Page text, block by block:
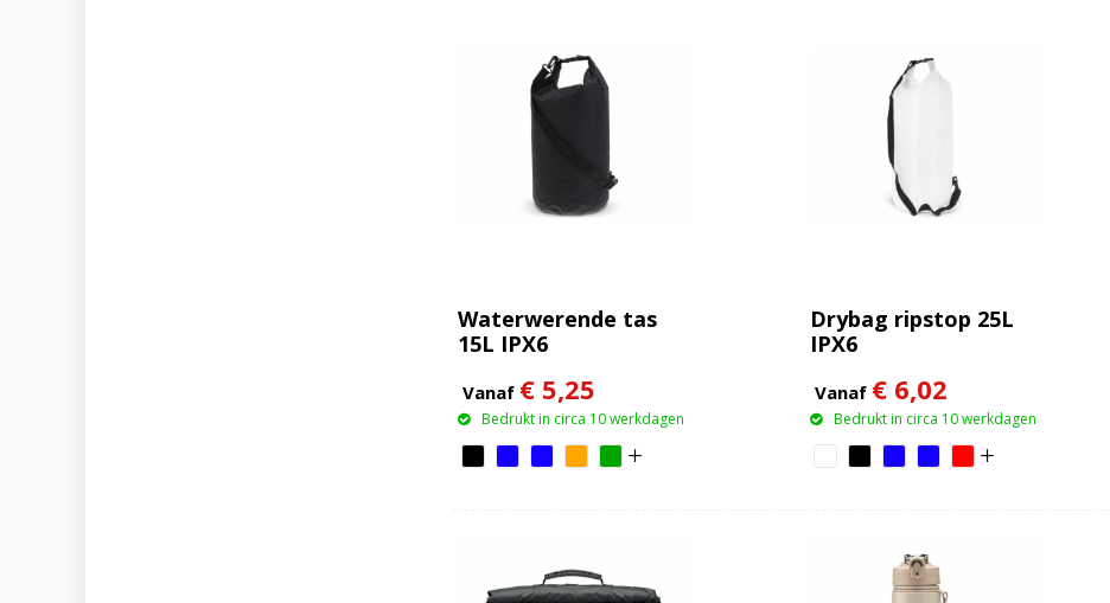
Waterwerende tas
15L IPX6
Vanaf € 5,25
Bedrukt in circa 10 werkdagen
Drybag ripstop 25L
IPX6
Vanaf € 6,02
Bedrukt in circa 10 werkdagen